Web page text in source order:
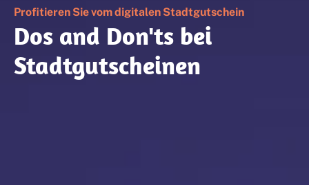
Profitieren Sie vom digitalen Stadtgutschein
Dos and Don'ts bei
Stadtgutscheinen